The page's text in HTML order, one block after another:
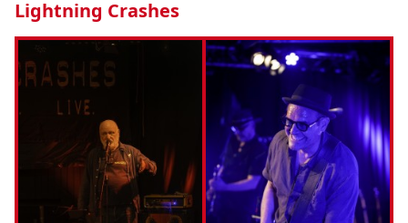
Lightning Crashes